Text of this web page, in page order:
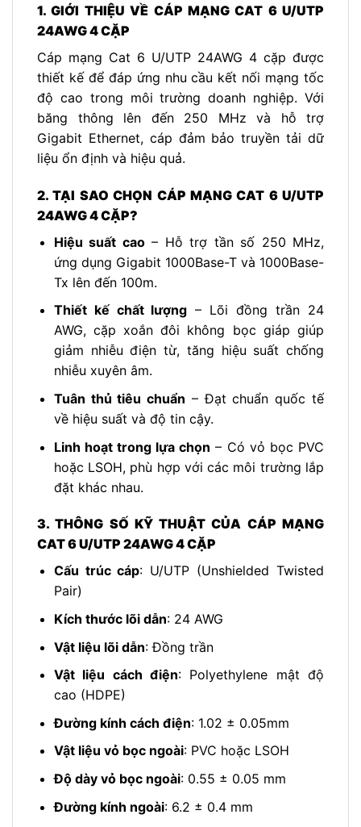
1. GIỚI THIỆU VỀ CÁP MẠNG CAT 6 U/UTP
24AWG 4 CẶP
Cáp mạng Cat 6 U/UTP 24AWG 4 cặp được
thiết kế để đáp ứng nhu cầu kết nối mạng tốc
độ cao trong môi trường doanh nghiệp. Với
băng thông lên đến 250 MHz và hỗ trợ
Gigabit Ethernet, cáp đảm bảo truyền tải dữ
liệu ổn định và hiệu quả.
2. TẠI SAO CHỌN CÁP MẠNG CAT 6 U/UTP
24AWG 4 CẶP?
Hiệu suất cao– Hỗ trợ tần số 250 MHz,
ứng dụng Gigabit 1000Base-T và 1000Base-
Tx lên đến 100m.
Thiết kế chất lượng – Lõi đồng trần 24
AWG, cặp xoắn đôi không bọc giáp giúp
giảm nhiễu điện từ, tăng hiệu suất chống
nhiễu xuyên âm.
Tuân thủ tiêu chuẩn – Đạt chuẩn quốc tế
về hiệu suất và độ tin cậy.
Linh hoạt trong lựa chọn – Có vỏ bọc PVC
hoặc LSOH, phù hợp với các môi trường lắp
đặt khác nhau.
3. THÔNG SỐ KỸ THUẬT CỦA CÁP MẠNG
CAT 6 U/UTP 24AWG 4 CẶP
Cấu trúc cáp: U/UTP (Unshielded Twisted
Pair)
Kích thước lõi dẫn: 24 AWG
Vật liệu lõi dẫn: Đồng trần
Vật liệu cách điện: Polyethylene mật độ
cao (HDPE)
Đường kính cách điện: 1.02 ± 0.05mm
Vật liệu vỏ bọc ngoài: PVC hoặc LSOH
Độ dày vỏ bọc ngoài: 0.55 ± 0.05 mm
Đường kính ngoài: 6.2 ± 0.4 mm